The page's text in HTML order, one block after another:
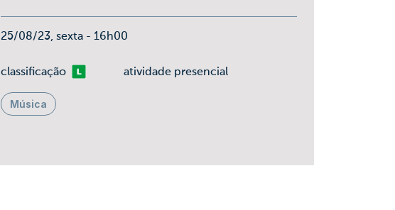
25/08/23, sexta - 16h00
classificaçãoLivre atividade presencial
Música